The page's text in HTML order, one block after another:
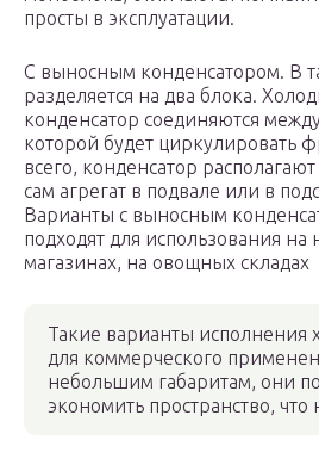
просты в эксплуатации.
С выносным конденсатором. В
разделяется на два блока.
конденсатор соединяются
которой будет циркулировать
всего, конденсатор
сам агрегат в подвале или в
Варианты с выносным
подходят для использования на
магазинах, на овощных складах
Такие варианты исполнения
для коммерческого
небольшим габаритам, они
экономить пространство,